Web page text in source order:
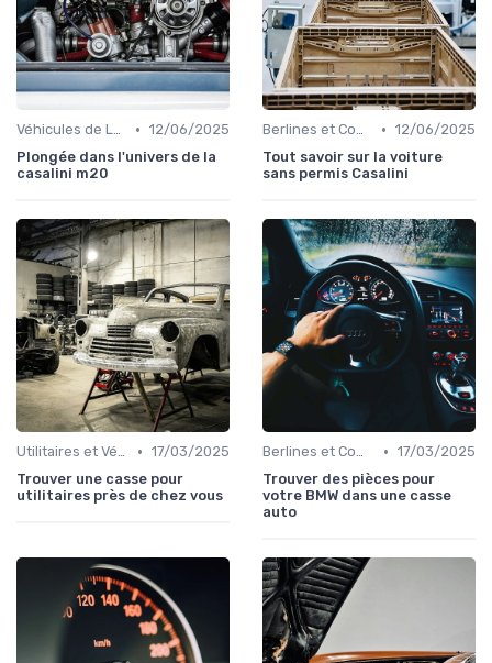
Véhicules de Luxe • 12/06/2025
Plongée dans l'univers de la
casalini m20
Berlines et Compactes • 12/06/2025
Tout savoir sur la voiture
sans permis Casalini
Utilitaires et Véhicules Spéciaux • 17/03/2025
Trouver une casse pour
utilitaires près de chez vous
Berlines et Compactes • 17/03/2025
Trouver des pièces pour
votre BMW dans une casse
auto